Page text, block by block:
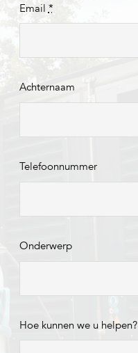
Email *
Achternaam
Telefoonnummer
Onderwerp
Hoe kunnen we u helpen?